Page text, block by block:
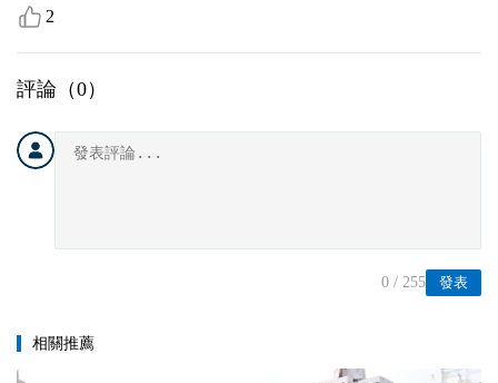
2
評論（0）
發表
0 / 255
相關推薦